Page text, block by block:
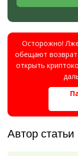
Осторожно!
обещают
открыть
Автор статьи